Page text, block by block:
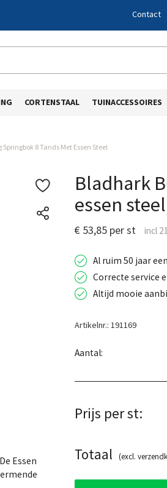
Contact
CORTENSTAAL TUINACCESSOIRES
8 Tands Met Essen Steel
Essen
Bladhark
essen steel
€ 53,85 per st
Al ruim 50 jaar
Correcte service
Altijd mooie
Artikelnr.: 191169
Aantal:
Prijs per st:
Totaal (excl.